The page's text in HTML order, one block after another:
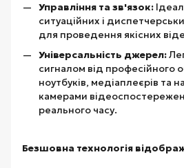
Управління та зв'язок:
ситуаційних і
для проведення якісних
Універсальність джерел:
сигналом від професійного
ноутбуків, медіаплеєрів та
камерами
реального часу.
Безшовна технологія